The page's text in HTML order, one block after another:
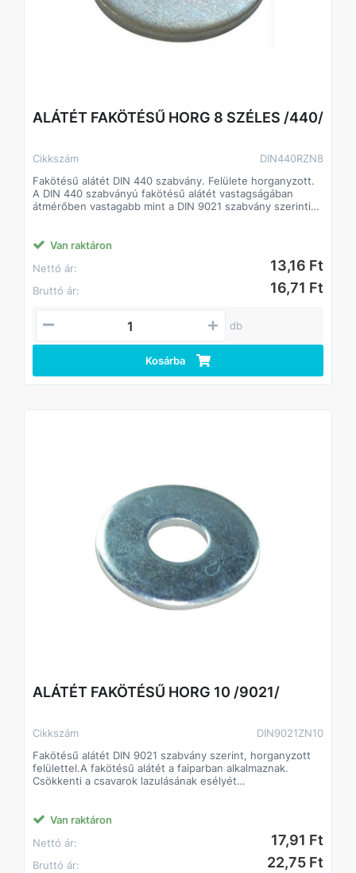
ALÁTÉT FAKÖTÉSŰ HORG 8 SZÉLES /440/
Cikkszám
DIN440RZN8
Fakötésű alátét DIN 440 szabvány. Felülete horganyzott.
A DIN 440 szabványú fakötésű alátét vastagságában
átmérőben vastagabb mint a DIN 9021 szabvány szerinti
Csökkenti a csavarok lazulásának esélyét
Javítja a csavarok terhelhetőségét, így kisebb méretű
csavarok is megfelelő teljesítményt biztosíthatnak.
Van raktáron
Nettó ár:
13,16 Ft
Bruttó ár: 16,71 Ft
db
Kosárba
ALÁTÉT FAKÖTÉSŰ HORG 10 /9021/
Cikkszám
DIN9021ZN10
Fakötésű alátét DIN 9021 szabvány szerint, horganyzott
felülettel.A fakötésű alátét a faiparban alkalmaznak.
Csökkenti a csavarok lazulásának esélyét
Javítja a csavarok terhelhetőségét, így kisebb méretű
csavarok is megfelelő teljesítményt biztosíthatnak.
Van raktáron
Nettó ár:
17,91 Ft
Bruttó ár: 22,75 Ft